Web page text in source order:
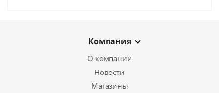
Компания
О компании
Новости
Магазины